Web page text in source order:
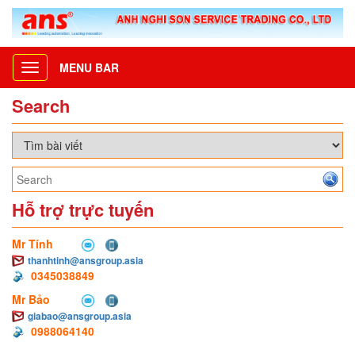
Toggle
navigation
MENU BAR
Search
Hỗ trợ trực tuyến
Mr Tính
thanhtinh@ansgroup.asia
0345038849
Mr Bảo
giabao@ansgroup.asia
0988064140